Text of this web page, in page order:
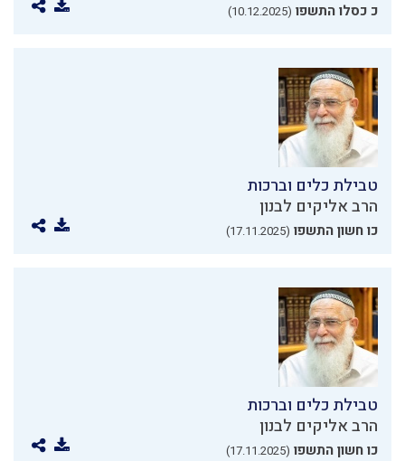
כ כסלו התשפו (10.12.2025)
טבילת כלים וברכות
הרב אליקים לבנון
כו חשון התשפו (17.11.2025)
טבילת כלים וברכות
הרב אליקים לבנון
כו חשון התשפו (17.11.2025)